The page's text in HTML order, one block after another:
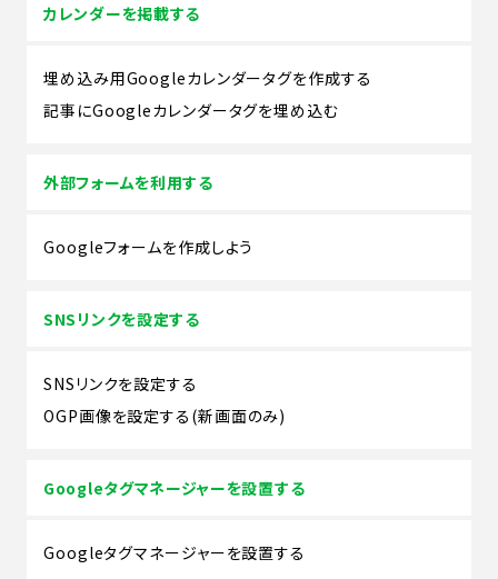
カレンダーを掲載する
埋め込み用Googleカレンダータグを作成する
記事にGoogleカレンダータグを埋め込む
外部フォームを利用する
Googleフォームを作成しよう
SNSリンクを設定する
SNSリンクを設定する
OGP画像を設定する(新画面のみ)
Googleタグマネージャーを設置する
Googleタグマネージャーを設置する